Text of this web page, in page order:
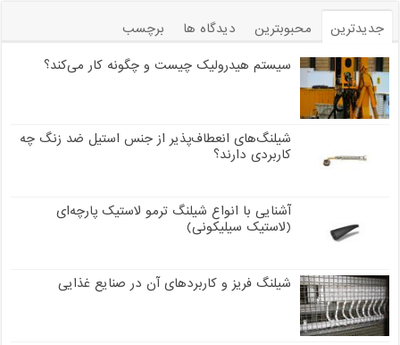
جدیدترین محبوبترین دیدگاه ها
برچسب
سیستم هیدرولیک چیست و چگونه کار می‌کند؟
شیلنگ‌های انعطاف‌پذیر از جنس استیل ضد زنگ چه
کاربردی دارند؟
آشنایی با انواع شیلنگ ترمو لاستیک پارچه‌ای
(لاستیک سیلیکونی)
شیلنگ فریز و کاربردهای آن در صنایع غذایی